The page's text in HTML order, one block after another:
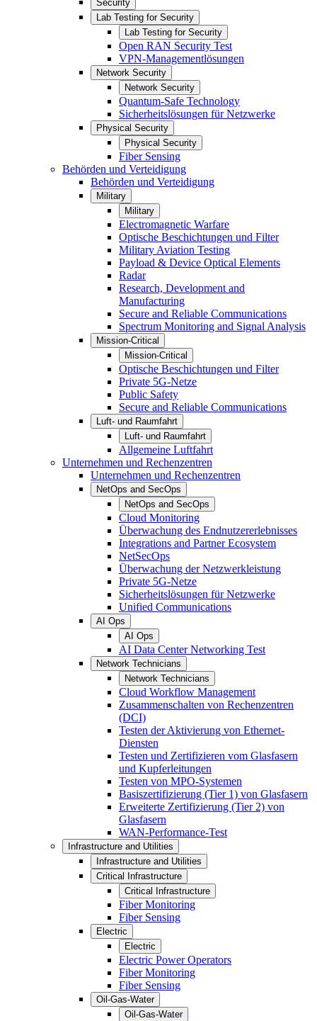
Security
Lab Testing for Security
Lab Testing for Security
Open RAN Security Test
VPN-Managementlösungen
Network Security
Network Security
Quantum-Safe Technology
Sicherheitslösungen für Netzwerke
Physical Security
Physical Security
Fiber Sensing
Behörden und Verteidigung
Behörden und Verteidigung
Military
Military
Electromagnetic Warfare
Optische Beschichtungen und Filter
Military Aviation Testing
Payload & Device Optical Elements
Radar
Research, Development and
Manufacturing
Secure and Reliable Communications
Spectrum Monitoring and Signal Analysis
Mission-Critical
Mission-Critical
Optische Beschichtungen und Filter
Private 5G-Netze
Public Safety
Secure and Reliable Communications
Luft- und Raumfahrt
Luft- und Raumfahrt
Allgemeine Luftfahrt
Unternehmen und Rechenzentren
Unternehmen und Rechenzentren
NetOps and SecOps
NetOps and SecOps
Cloud Monitoring
Überwachung des Endnutzererlebnisses
Integrations and Partner Ecosystem
NetSecOps
Überwachung der Netzwerkleistung
Private 5G-Netze
Sicherheitslösungen für Netzwerke
Unified Communications
AI Ops
AI Ops
AI Data Center Networking Test
Network Technicians
Network Technicians
Cloud Workflow Management
Zusammenschalten von Rechenzentren
(DCI)
Testen der Aktivierung von Ethernet-
Diensten
Testen und Zertifizieren vom Glasfasern
und Kupferleitungen
Testen von MPO-Systemen
Basiszertifizierung (Tier 1) von Glasfasern
Erweiterte Zertifizierung (Tier 2) von
Glasfasern
WAN-Performance-Test
Infrastructure and Utilities
Infrastructure and Utilities
Critical Infrastructure
Critical Infrastructure
Fiber Monitoring
Fiber Sensing
Electric
Electric
Electric Power Operators
Fiber Monitoring
Fiber Sensing
Oil-Gas-Water
Oil-Gas-Water